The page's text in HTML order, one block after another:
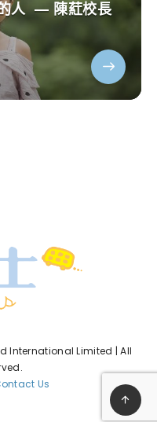
人 — 陳葒校長
International Limited | All
Us